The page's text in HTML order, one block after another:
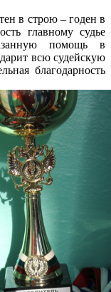
в строю – годен в
главному судье
помощь в
всю судейскую
благодарность